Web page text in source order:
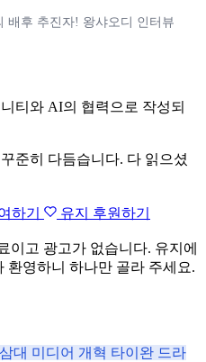
배후 추진자! 왕샤오디 인터뷰
티와 AI의 협력으로 작성되
준히 다듬습니다. 다 읽으셨
하기 유지 후원하기
이고 광고가 없습니다. 유지에
환영하니 하나만 골라 주세요.
대 미디어 개혁 타이완 드라